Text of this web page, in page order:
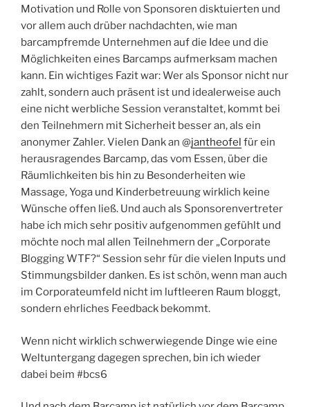
Motivation und Rolle von Sponsoren disktuierten und
vor allem auch drüber nachdachten, wie man
barcampfremde Unternehmen auf die Idee und die
Möglichkeiten eines Barcamps aufmerksam machen
kann. Ein wichtiges Fazit war: Wer als Sponsor nicht nur
zahlt, sondern auch präsent ist und idealerweise auch
eine nicht werbliche Session veranstaltet, kommt bei
den Teilnehmern mit Sicherheit besser an, als ein
anonymer Zahler. Vielen Dank an @jantheofel für ein
herausragendes Barcamp, das vom Essen, über die
Räumlichkeiten bis hin zu Besonderheiten wie
Massage, Yoga und Kinderbetreuung wirklich keine
Wünsche offen ließ. Und auch als Sponsorenvertreter
habe ich mich sehr positiv aufgenommen gefühlt und
möchte noch mal allen Teilnehmern der „Corporate
Blogging WTF?“ Session sehr für die vielen Inputs und
Stimmungsbilder danken. Es ist schön, wenn man auch
im Corporateumfeld nicht im luftleeren Raum bloggt,
sondern ehrliches Feedback bekommt.
Wenn nicht wirklich schwerwiegende Dinge wie eine
Weltuntergang dagegen sprechen, bin ich wieder
dabei beim #bcs6